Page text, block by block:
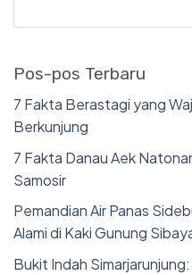
Pos-pos Terbaru
7 Fakta Berastagi yang
Berkunjung
7 Fakta Danau Aek
Samosir
Pemandian Air Panas
Alami di Kaki Gunung
Bukit Indah